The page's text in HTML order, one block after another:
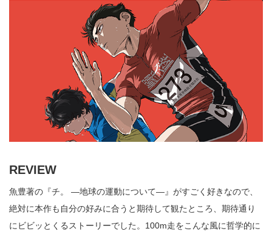
REVIEW
魚豊著の『チ。 ―地球の運動について―』がすごく好きなので、
絶対に本作も自分の好みに合うと期待して観たところ、期待通り
にビビッとくるストーリーでした。100m走をこんな風に哲学的に